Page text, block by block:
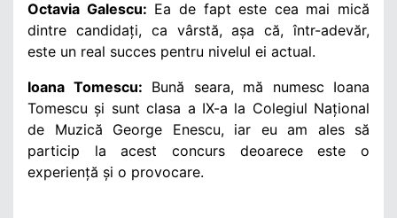
Octavia Galescu: Ea de fapt este cea mai mică
dintre candidați, ca vârstă, așa că, într-adevăr,
este un real succes pentru nivelul ei actual.
Ioana Tomescu: Bună seara, mă numesc Ioana
Tomescu și sunt clasa a IX-a la Colegiul Național
de Muzică George Enescu, iar eu am ales să
particip la acest concurs deoarece este o
experiență și o provocare.